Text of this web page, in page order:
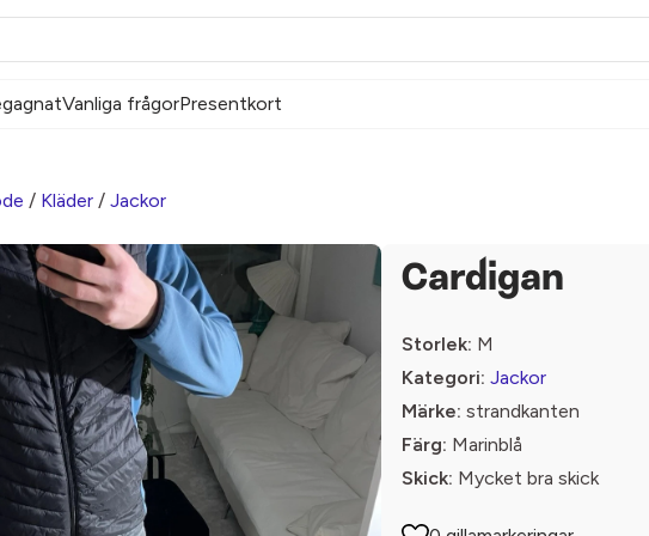
Vanliga frågorPresentkort
/ Kläder / Jackor
Cardigan
Storlek: M
Kategori: Jackor
Märke: strandkanten
Färg: Marinblå
Skick: Mycket bra skick